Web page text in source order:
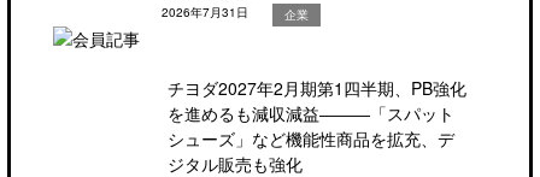
2026年7月31日 企業
チヨダ2027年2月期第1四半期、PB強化
を進めるも減収減益―――「スパット
シューズ」など機能性商品を拡充、デ
ジタル販売も強化